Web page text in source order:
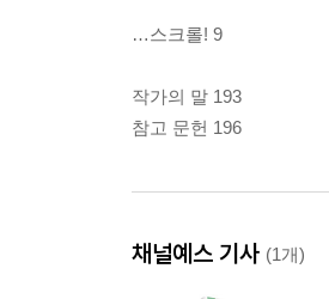
…스크롤! 9
작가의 말 193
참고 문헌 196
채널예스 기사 (1개)